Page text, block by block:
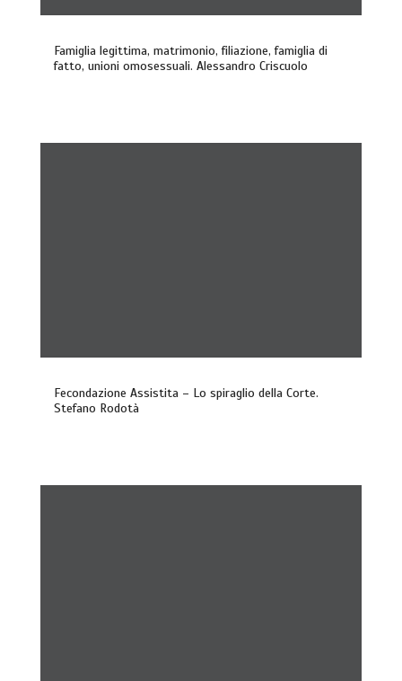
Famiglia legittima, matrimonio, filiazione, famiglia di
fatto, unioni omosessuali. Alessandro Criscuolo
Fecondazione Assistita – Lo spiraglio della Corte.
Stefano Rodotà